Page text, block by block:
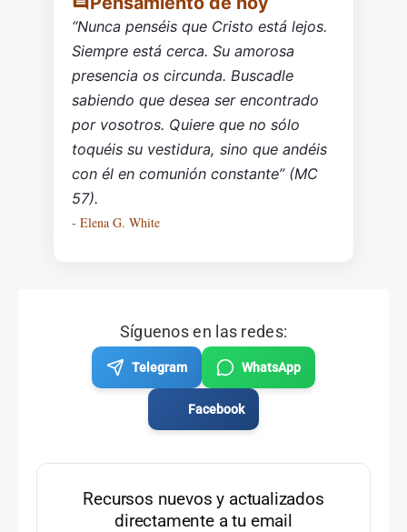
“Nunca penséis que Cristo está lejos.
Siempre está cerca. Su amorosa
presencia os circunda. Buscadle
sabiendo que desea ser encontrado
por vosotros. Quiere que no sólo
toquéis su vestidura, sino que andéis
con él en comunión constante” (MC
57).
- Elena G. White
Síguenos en las redes:
Telegram WhatsApp
Facebook
Recursos nuevos y actualizados
directamente a tu email